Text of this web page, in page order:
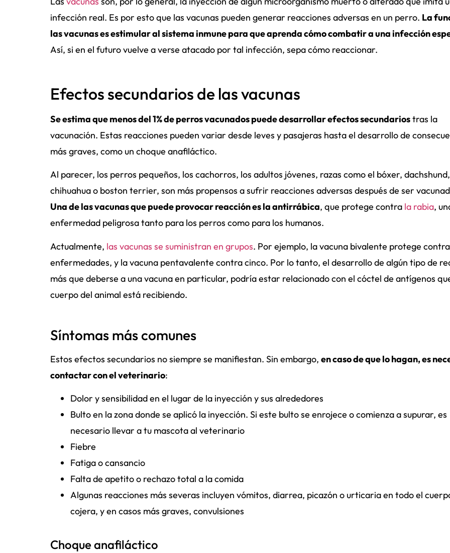
infección real. Es por esto que las vacunas pueden generar reacciones adversas en un perro. La
las vacunas es estimular al sistema inmune para que aprenda cómo combatir a una infección
Así, si en el futuro vuelve a verse atacado por tal infección, sepa cómo reaccionar.
Efectos secundarios de las vacunas
Se estima que menos del 1% de perros vacunados puede desarrollar efectos secundariostras la
vacunación. Estas reacciones pueden variar desde leves y pasajeras hasta el desarrollo de
más graves, como un choque anafiláctico.
Al parecer, los perros pequeños, los cachorros, los adultos jóvenes, razas como el bóxer, dachshund,
chihuahua o boston terrier, son más propensos a sufrir reacciones adversas después de ser
Una de las vacunas que puede provocar reacción es la antirrábica, que protege contra la rabia,
enfermedad peligrosa tanto para los perros como para los humanos.
Actualmente, las vacunas se suministran en grupos. Por ejemplo, la vacuna bivalente protege
enfermedades, y la vacuna pentavalente contra cinco. Por lo tanto, el desarrollo de algún tipo de
más que deberse a una vacuna en particular, podría estar relacionado con el cóctel de antígenos
cuerpo del animal está recibiendo.
Síntomas más comunes
Estos efectos secundarios no siempre se manifiestan. Sin embargo, en caso de que lo hagan, es
contactar con el veterinario:
Dolor y sensibilidad en el lugar de la inyección y sus alrededores
Bulto en la zona donde se aplicó la inyección. Si este bulto se enrojece o comienza a supurar, es
necesario llevar a tu mascota al veterinario
Fiebre
Fatiga o cansancio
Falta de apetito o rechazo total a la comida
Algunas reacciones más severas incluyen vómitos, diarrea, picazón o urticaria en todo el
cojera, y en casos más graves, convulsiones
Choque anafiláctico